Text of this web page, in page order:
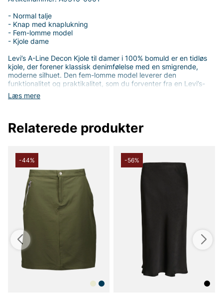
Læs mere
- Normal talje
- Knap med knaplukning
- Fem-lomme model
- Kjole dame
Levi’s A-Line Decon Kjole til damer i 100% bomuld er en tidløs
kjole, der forener klassisk denimfølelse med en smigrende,
moderne silhuet. Den fem-lomme model leverer den
funktionalitet og praktikalitet, som du forventer fra en Levi’s-
kreation, mens den afslappede A-line form med normal talje
giver en komfortabel pasform, der sidder pænt omkring
hverdags- og mere opklædte outfits.
leverer god komfort og holdbarhed til hverdag. Den lette,
jævne tekstur gør den nem at kombinere med alt fra t-shirts og
sneakers til bluser og støvletter, hvilket gør den til et alsidigt
valg i garderoben. Med sit tidløse design og pålidelige
kvalitetsoplevelse er denne kjole et klogt valg for dig, der
ønsker et fleksibelt, stilrent tøjvalg, der holder sæson efter
sæson.
Tak fordi du handler i vores webshop. Besøg os også i vores
butik i Vingåker.
Relaterede produkter
-44% -56%